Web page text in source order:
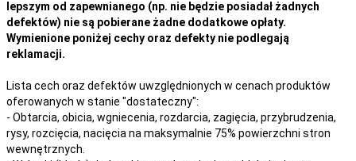
lepszym od zapewnianego (np. nie będzie posiadał żadnych
defektów) nie są pobierane żadne dodatkowe opłaty.
Wymienione poniżej cechy oraz defekty nie podlegają
reklamacji.
Lista cech oraz defektów uwzględnionych w cenach produktów
oferowanych w stanie "dostateczny":
- Obtarcia, obicia, wgniecenia, rozdarcia, zagięcia, przybrudzenia,
rysy, rozcięcia, nacięcia na maksymalnie 75% powierzchni stron
wewnętrznych.